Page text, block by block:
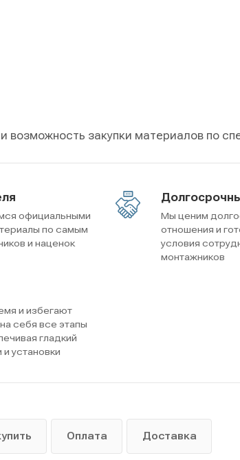
возможность закупки материалов по
официальными
по самым
и наценок
Мы ценим
отношения и
условия
монтажников
и избегают
себя все этапы
гладкий
установки
Оплата Доставка